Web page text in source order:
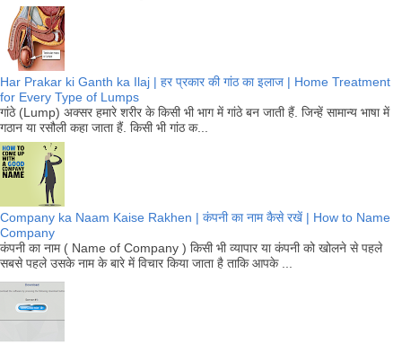
Har Prakar ki Ganth ka Ilaj | हर प्रकार की गांठ का इलाज | Home Treatment
for Every Type of Lumps
गांठे (Lump) अक्सर हमारे शरीर के किसी भी भाग में गांठे बन जाती हैं. जिन्हें सामान्य भाषा में
गठान या रसौली कहा जाता हैं. किसी भी गांठ क...
Company ka Naam Kaise Rakhen | कंपनी का नाम कैसे रखें | How to Name
Company
कंपनी का नाम ( Name of Company ) किसी भी व्यापार या कंपनी को खोलने से पहले
सबसे पहले उसके नाम के बारे में विचार किया जाता है ताकि आपके ...